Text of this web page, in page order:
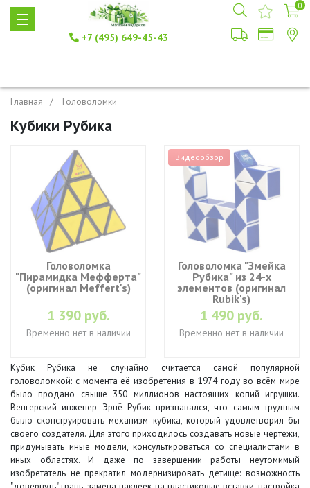
+7 (495) 649-45-43
0
Главная Головоломки
Кубики Рубика
Головоломка
"Пирамидка Мефферта"
(оригинал Meffert's)
1 390 руб.
Временно нет в наличии
Видеообзор
Головоломка "Змейка
Рубика" из 24-х
элементов (оригинал
Rubik's)
1 490 руб.
Временно нет в наличии
Кубик Рубика не случайно считается самой популярной
головоломкой: с момента её изобретения в 1974 году во всём мире
было продано свыше 350 миллионов настоящих копий игрушки.
Венгерский инженер Эрнё Рубик признавался, что самым трудным
было сконструировать механизм кубика, который удовлетворил бы
своего создателя. Для этого приходилось создавать новые чертежи,
придумывать иные модели, консультироваться со специалистами в
иных областях. И даже по завершении работы неутомимый
изобретатель не прекратил модернизировать детище: возможность